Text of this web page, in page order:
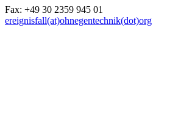
Fax: +49 30 2359 945 01
ereignisfall(at)ohnegentechnik(dot)org